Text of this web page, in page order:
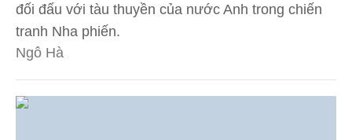
đối đấu với tàu thuyền của nước Anh trong chiến
tranh Nha phiến.
Ngô Hà